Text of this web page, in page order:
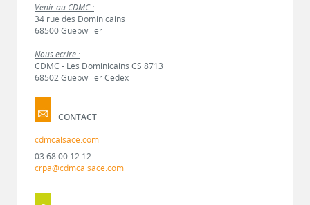
Venir au CDMC :
34 rue des Dominicains
68500 Guebwiller
Nous écrire :
CDMC - Les Dominicains CS 8713
68502 Guebwiller Cedex
CONTACT
cdmcalsace.com
03 68 00 12 12
crpa@cdmcalsace.com